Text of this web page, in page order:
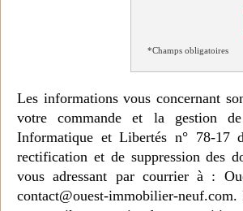
*Champs obligatoires
Les informations vous concernant
votre commande et la gestion
Informatique et Libertés n° 78-17
rectification et de suppression des
vous adressant par courrier à :
contact@ouest-immobilier-